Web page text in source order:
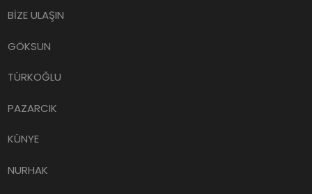
BİZE ULAŞIN
GÖKSUN
TÜRKOĞLU
PAZARCIK
KÜNYE
NURHAK